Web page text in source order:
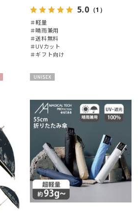
5.0 （1）
＃軽量
＃晴雨兼用
＃送料無料
＃UVカット
＃ギフト向け